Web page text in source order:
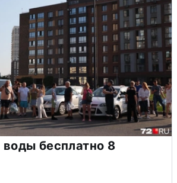
воды бесплатно 8